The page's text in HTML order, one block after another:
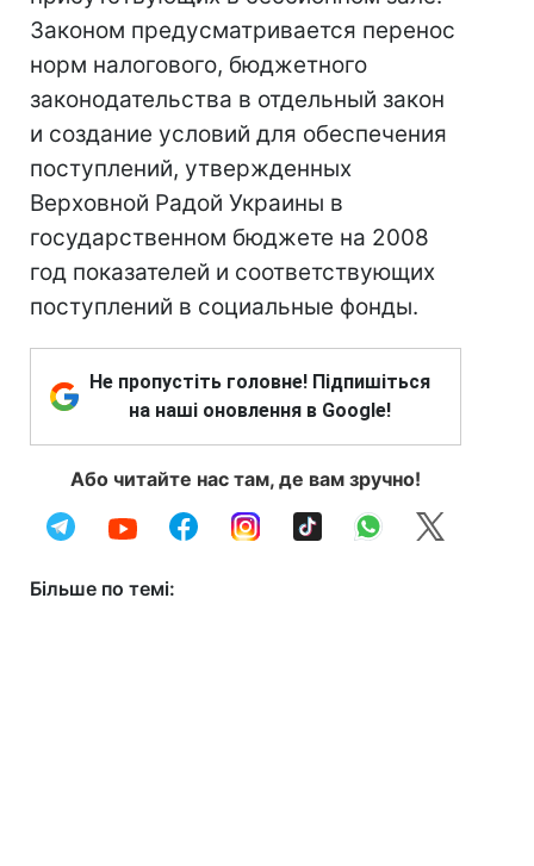
Законом предусматривается перенос
норм налогового, бюджетного
законодательства в отдельный закон
и создание условий для обеспечения
поступлений, утвержденных
Верховной Радой Украины в
государственном бюджете на 2008
год показателей и соответствующих
поступлений в социальные фонды.
Не пропустіть головне! Підпишіться
на наші оновлення в Google!
Або читайте нас там, де вам зручно!
Більше по темі: